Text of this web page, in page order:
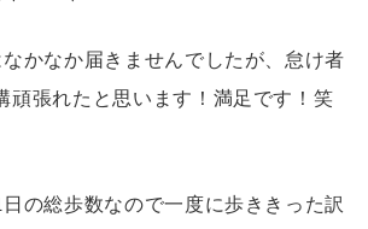
かなか届きませんでしたが、怠け者
頑張れたと思います！満足です！笑
の総歩数なので一度に歩ききった訳